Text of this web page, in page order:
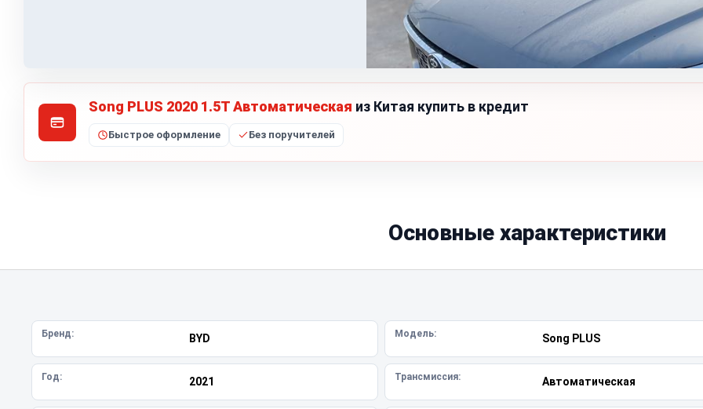
Song PLUS 2020 1.5T Автоматическая из Китая купить в кредит
Быстрое оформление Без поручителей
Основные характеристики
Бренд: BYD Модель: Song PLUS
Год: 2021 Трансмиссия: Автоматическая